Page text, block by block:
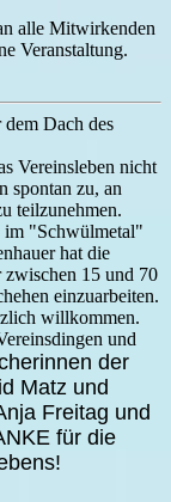
alle Mitwirkenden
Veranstaltung.
Dach des
Vereinsleben nicht
spontan zu, an
teilzunehmen.
im "Schwülmetal"
hat die
15 und 70
einzuarbeiten.
willkommen.
und
der
Matz und
Freitag und
für die